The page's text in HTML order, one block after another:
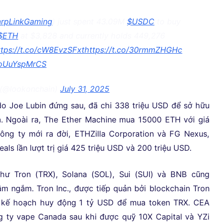
) just spent 43.09M$USDC
t.co/cW8EvzSFxthttps://t.co/30rmmZHGHc
July 31, 2025
Joe Lubin đứng sau, đã chi 338 triệu USD để sở hữu
Ngoài ra, The Ether Machine mua 15000 ETH với giá
ty mới ra đời, ETHZilla Corporation và FG Nexus,
lần lượt trị giá 425 triệu USD và 200 triệu USD.
Tron (TRX), Solana (SOL), Sui (SUI) và BNB cũng
ngắm. Tron Inc., được tiếp quản bởi blockchain Tron
hoạch huy động 1 tỷ USD để mua token TRX. CEA
ty vape Canada sau khi được quỹ 10X Capital và YZi